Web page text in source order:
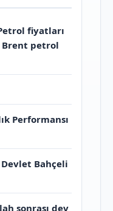
fiyatları
Brent petrol
Performansı
Bahçeli
sonrası dev